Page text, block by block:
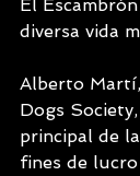
El
diversa vida
Alberto
Dogs
principal de
fines de lucro